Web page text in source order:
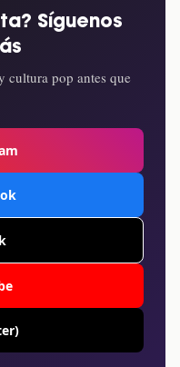
Síguenos
cultura pop antes que